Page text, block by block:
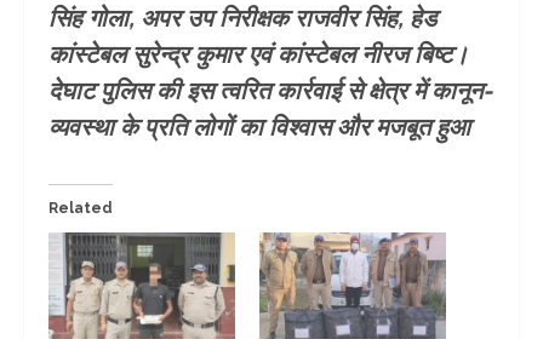
सिंह गोला, अपर उप निरीक्षक राजवीर सिंह, हेड
कांस्टेबल सुरेन्द्र कुमार एवं कांस्टेबल नीरज बिष्ट।
देघाट पुलिस की इस त्वरित कार्रवाई से क्षेत्र में कानून-
व्यवस्था के प्रति लोगों का विश्वास और मजबूत हुआ
Related